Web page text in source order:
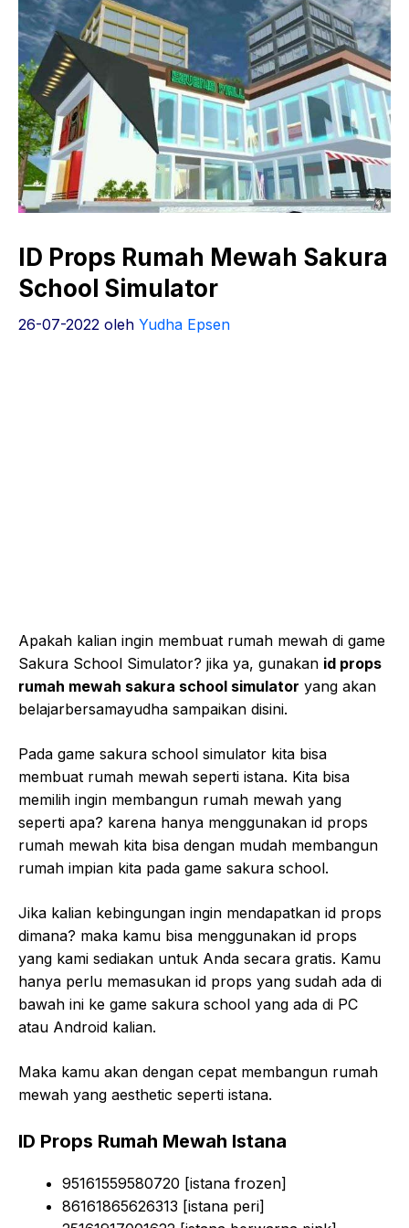
ID Props Rumah Mewah Sakura
School Simulator
26-07-2022 oleh Yudha Epsen
Apakah kalian ingin membuat rumah mewah di game
Sakura School Simulator? jika ya, gunakan id props
rumah mewah sakura school simulator yang akan
belajarbersamayudha sampaikan disini.
Pada game sakura school simulator kita bisa
membuat rumah mewah seperti istana. Kita bisa
memilih ingin membangun rumah mewah yang
seperti apa? karena hanya menggunakan id props
rumah mewah kita bisa dengan mudah membangun
rumah impian kita pada game sakura school.
Jika kalian kebingungan ingin mendapatkan id props
dimana? maka kamu bisa menggunakan id props
yang kami sediakan untuk Anda secara gratis. Kamu
hanya perlu memasukan id props yang sudah ada di
bawah ini ke game sakura school yang ada di PC
atau Android kalian.
Maka kamu akan dengan cepat membangun rumah
mewah yang aesthetic seperti istana.
ID Props Rumah Mewah Istana
95161559580720 [istana frozen]
86161865626313 [istana peri]